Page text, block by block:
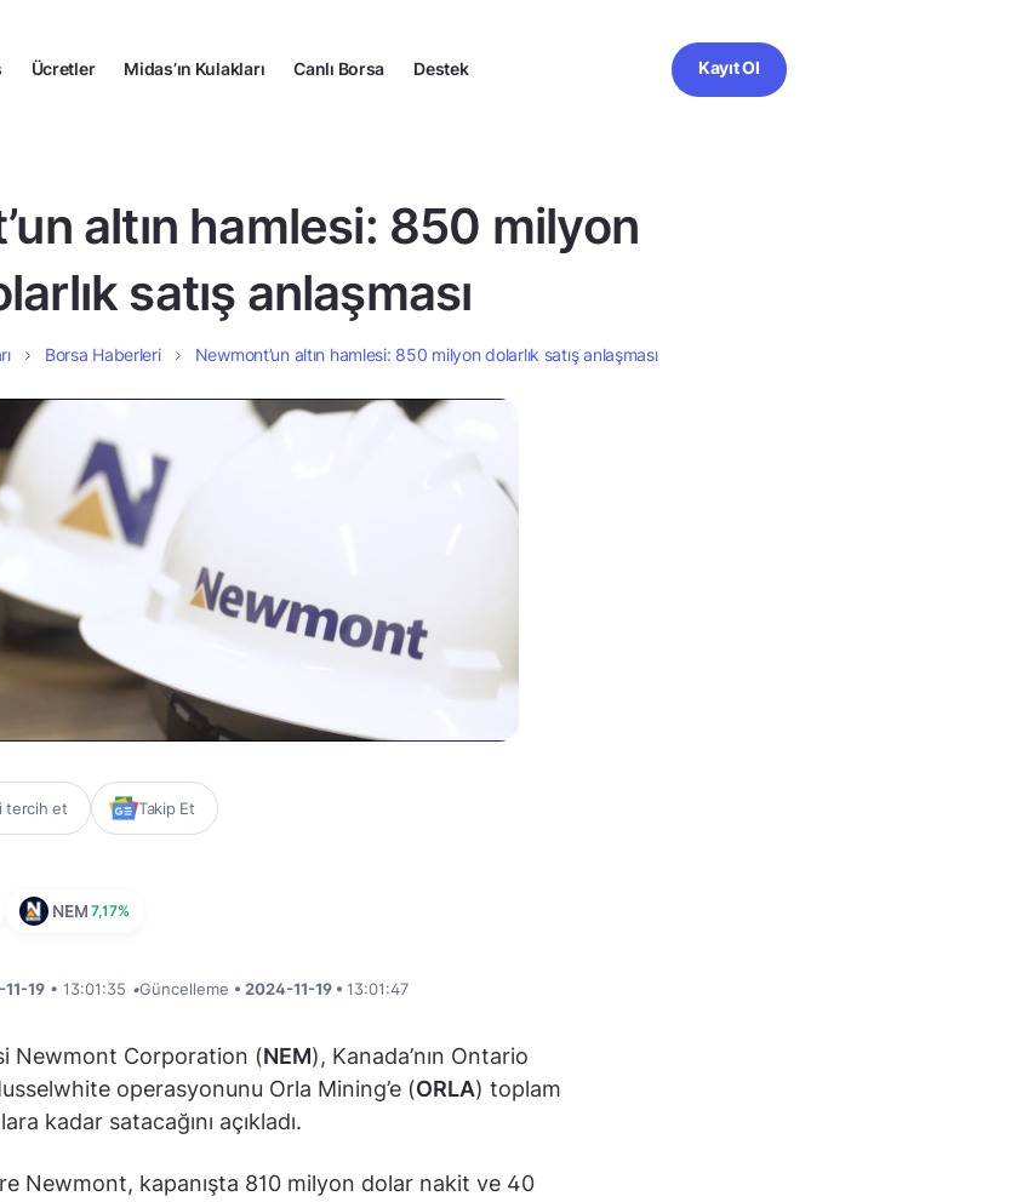
Ücretler Midas’ın Kulakları Canlı Borsa Destek Kayıt Ol
altın hamlesi: 850 milyon
satış anlaşması
Borsa Haberleri Newmont’un altın hamlesi: 850 milyon dolarlık satış anlaşması
tercih et Takip Et
NEM 7,17%
19 • 13:01:35 •Güncelleme • 2024-11-19 • 13:01:47
Newmont Corporation (NEM), Kanada’nın Ontario
operasyonunu Orla Mining’e (ORLA) toplam
kadar satacağını açıkladı.
Newmont, kapanışta 810 milyon dolar nakit ve 40